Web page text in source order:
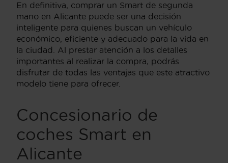
En definitiva, comprar un Smart de segunda
mano en Alicante puede ser una decisión
inteligente para quienes buscan un vehículo
económico, eficiente y adecuado para la vida en
la ciudad. Al prestar atención a los detalles
importantes al realizar la compra, podrás
disfrutar de todas las ventajas que este atractivo
modelo tiene para ofrecer.
Concesionario de
coches Smart en
Alicante